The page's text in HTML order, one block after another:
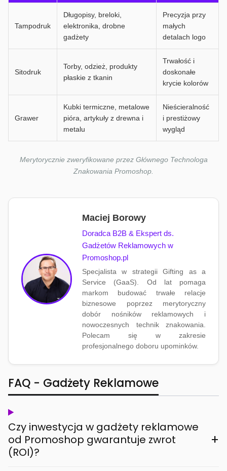
Tampodruk
Długopisy, breloki,
elektronika, drobne
gadżety
Precyzja przy
małych
detalach logo
Sitodruk
Torby, odzież, produkty
płaskie z tkanin
Trwałość i
doskonałe
krycie kolorów
Grawer
Kubki termiczne, metalowe
pióra, artykuły z drewna i
metalu
Nieścieralność
i prestiżowy
wygląd
Merytorycznie zweryfikowane przez Głównego Technologa
Znakowania Promoshop.
Maciej Borowy
Doradca B2B & Ekspert ds.
Gadżetów Reklamowych w
Promoshop.pl
Specjalista w strategii Gifting as a
Service (GaaS). Od lat pomaga
markom budować trwałe relacje
biznesowe poprzez merytoryczny
dobór nośników reklamowych i
nowoczesnych technik znakowania.
Polecam się w zakresie
profesjonalnego doboru upominków.
FAQ - Gadżety Reklamowe
Czy inwestycja w gadżety reklamowe
od Promoshop gwarantuje zwrot
(ROI)?
+